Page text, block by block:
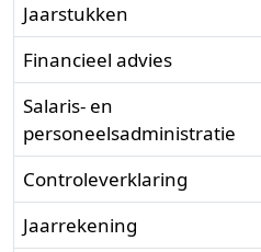
Jaarstukken
Financieel advies
Salaris- en
personeelsadministratie
Controleverklaring
Jaarrekening